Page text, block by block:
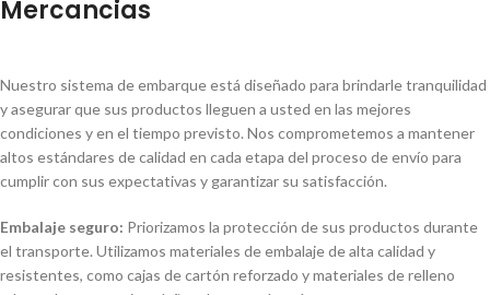
Mercancias
Nuestro sistema de embarque está diseñado para brindarle tranquilidad
y asegurar que sus productos lleguen a usted en las mejores
condiciones y en el tiempo previsto. Nos comprometemos a mantener
altos estándares de calidad en cada etapa del proceso de envío para
cumplir con sus expectativas y garantizar su satisfacción.
Embalaje seguro: Priorizamos la protección de sus productos durante
el transporte. Utilizamos materiales de embalaje de alta calidad y
resistentes, como cajas de cartón reforzado y materiales de relleno